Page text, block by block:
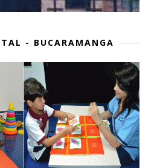
- BUCARAMANGA